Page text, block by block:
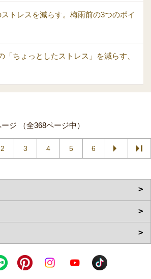
トレスを減らす。梅雨前の3つのポイ
「ちょっとしたストレス」を減らす、
ージ （全368ページ中）
2 3 4 5 6